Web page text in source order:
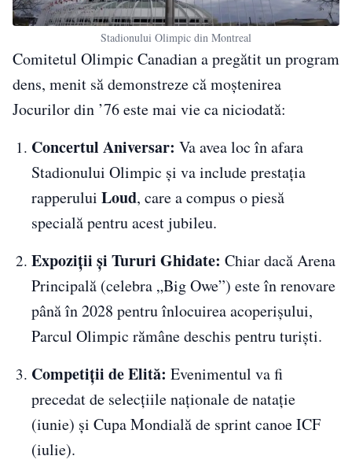
Stadionului Olimpic din Montreal
Comitetul Olimpic Canadian a pregătit un program
dens, menit să demonstreze că moștenirea
Jocurilor din ’76 este mai vie ca niciodată:
Concertul Aniversar: Va avea loc în afara
Stadionului Olimpic și va include prestația
rapperului Loud, care a compus o piesă
specială pentru acest jubileu.
Expoziții și Tururi Ghidate: Chiar dacă Arena
Principală (celebra „Big Owe”) este în renovare
până în 2028 pentru înlocuirea acoperișului,
Parcul Olimpic rămâne deschis pentru turiști.
Competiții de Elită: Evenimentul va fi
precedat de selecțiile naționale de natație
(iunie) și Cupa Mondială de sprint canoe ICF
(iulie).